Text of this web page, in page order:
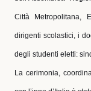
Città Metropolitana,
dirigenti scolastici, i
degli studenti eletti:
La cerimonia,